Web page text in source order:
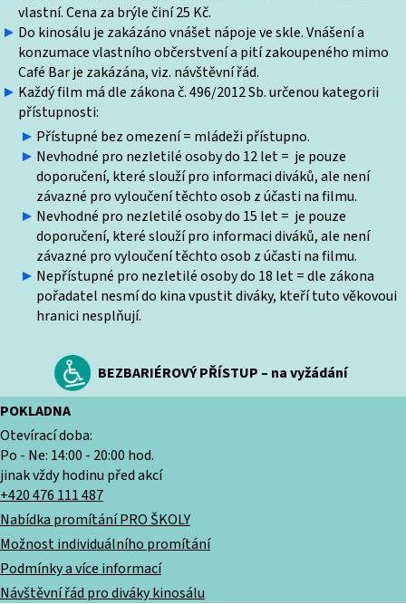
vlastní. Cena za brýle činí 25 Kč.
Do kinosálu je zakázáno vnášet nápoje ve skle. Vnášení a
konzumace vlastního občerstvení a pití zakoupeného mimo
Café Bar je zakázána, viz. návštěvní řád.
Každý film má dle zákona č. 496/2012 Sb. určenou kategorii
přístupnosti:
Přístupné bez omezení = mládeži přístupno.
Nevhodné pro nezletilé osoby do 12 let = je pouze
doporučení, které slouží pro informaci diváků, ale není
závazné pro vyloučení těchto osob z účasti na filmu.
Nevhodné pro nezletilé osoby do 15 let = je pouze
doporučení, které slouží pro informaci diváků, ale není
závazné pro vyloučení těchto osob z účasti na filmu.
Nepřístupné pro nezletilé osoby do 18 let = dle zákona
pořadatel nesmí do kina vpustit diváky, kteří tuto věkovoui
hranici nesplňují.
BEZBARIÉROVÝ PŘÍSTUP – na vyžádání
POKLADNA
Otevírací doba:
Po - Ne: 14:00 - 20:00 hod.
jinak vždy hodinu před akcí
+420 476 111 487
Nabídka promítání PRO ŠKOLY
Možnost individuálního promítání
Podmínky a více informací
Návštěvní řád pro diváky kinosálu